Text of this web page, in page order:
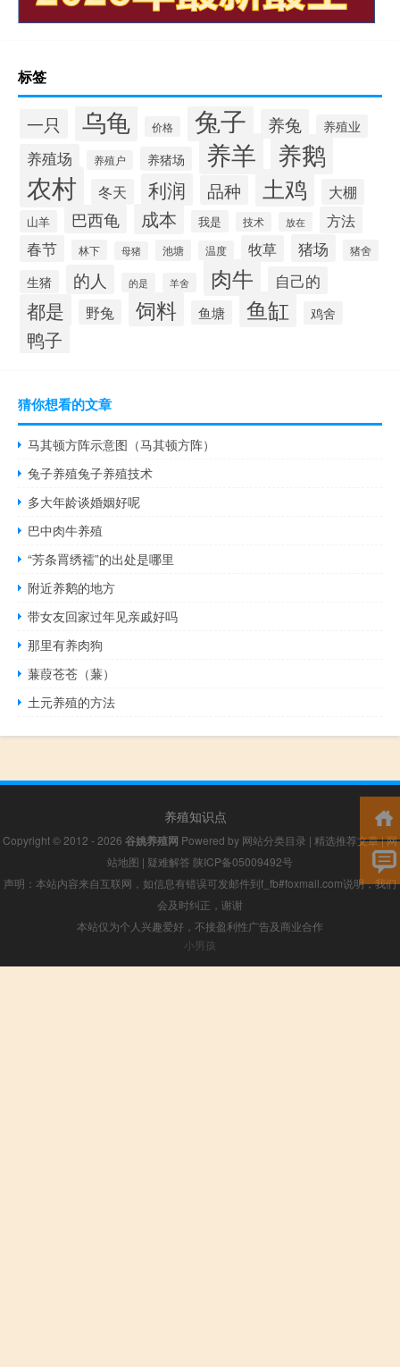
标签
一只 乌龟 价格 兔子 养兔 养殖业
养殖场 养殖户 养猪场 养羊 养鹅
农村 冬天 利润 品种 土鸡 大棚
山羊 巴西龟 成本 我是 技术 放在
方法
春节
林下 母猪 池塘 温度 牧草 猪场 猪舍
生猪 的人 的是 羊舍 肉牛 自己的
都是 野兔 饲料 鱼塘 鱼缸 鸡舍
鸭子
猜你想看的文章
马其顿方阵示意图（马其顿方阵）
兔子养殖兔子养殖技术
多大年龄谈婚姻好呢
巴中肉牛养殖
“芳条罥绣襦”的出处是哪里
附近养鹅的地方
带女友回家过年见亲戚好吗
那里有养肉狗
蒹葭苍苍（蒹）
土元养殖的方法
养殖知识点
Copyright © 2012 - 2026 谷姚养殖网 Powered by 网站分类目录 | 精选推荐文章|网
站地图 | 疑难解答 陕ICP备05009492号
声明：本站内容来自互联网，如信息有错误可发邮件到f_fb#foxmail.com说明，我们
会及时纠正，谢谢
本站仅为个人兴趣爱好，不接盈利性广告及商业合作
小男孩